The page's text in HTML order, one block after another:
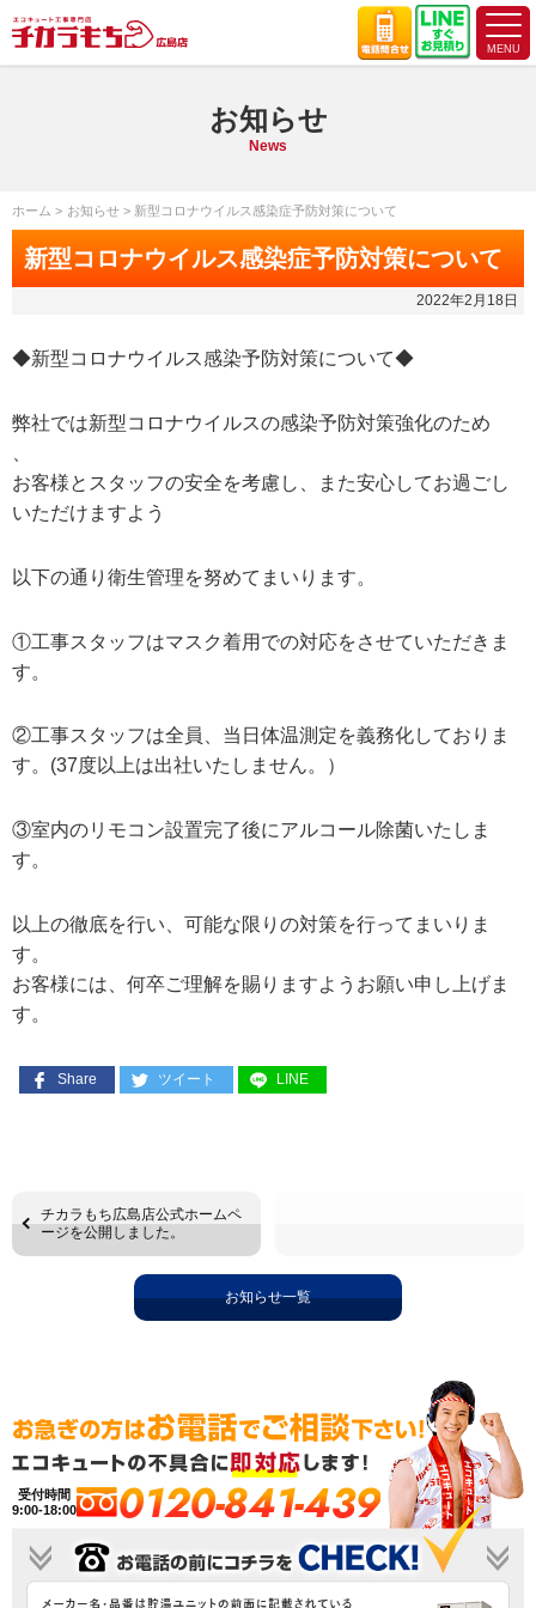
お知らせ
News
ホーム お知らせ 新型コロナウイルス感染症予防対策について
新型コロナウイルス感染症予防対策について
2022年2月18日
◆新型コロナウイルス感染予防対策について◆
弊社では新型コロナウイルスの感染予防対策強化のため
お客様とスタッフの安全を考慮し、また安心してお過ごし
いただけますよう
以下の通り衛生管理を努めてまいります。
①工事スタッフはマスク着用での対応をさせていただきま
す。
②工事スタッフは全員、当日体温測定を義務化しておりま
す。(37度以上は出社いたしません。）
③室内のリモコン設置完了後にアルコール除菌いたしま
す。
以上の徹底を行い、可能な限りの対策を行ってまいりま
す。
お客様には、何卒ご理解を賜りますようお願い申し上げま
す。
Share ツイート LINE
チカラもち広島店公式ホームペ
ージを公開しました。
お知らせ一覧
受付時間
9:00-18:00
0120-841-439